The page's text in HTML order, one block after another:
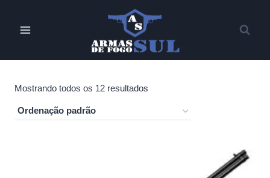
Mostrando todos os 12 resultados